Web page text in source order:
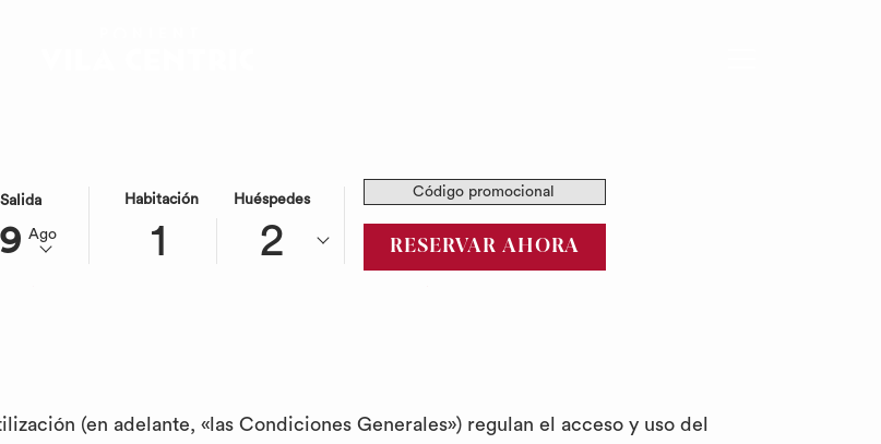
Salida
Ago
Habitación
1
Huéspedes
2
Código
RESERVAR AHORA
generales de acceso y
Ponient Vila Centric
(en adelante, «las Condiciones Generales») regulan el acceso y uso del